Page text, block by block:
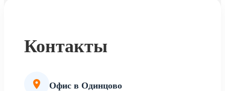
Контакты
Офис в Одинцово